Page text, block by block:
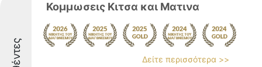
Κομμωσεις Κιτσα και Ματινα
Δείτε περισσότερα >>